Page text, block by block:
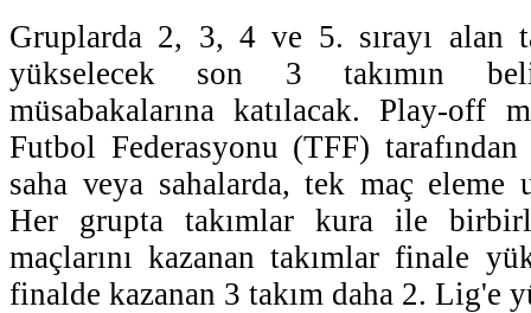
Gruplarda 2, 3, 4 ve 5. sırayı alan
yükselecek son 3 takımın
müsabakalarına katılacak. Play-off
Futbol Federasyonu (TFF) tarafından
saha veya sahalarda, tek maç eleme
Her grupta takımlar kura ile
maçlarını kazanan takımlar finale
finalde kazanan 3 takım daha 2. Lig'e